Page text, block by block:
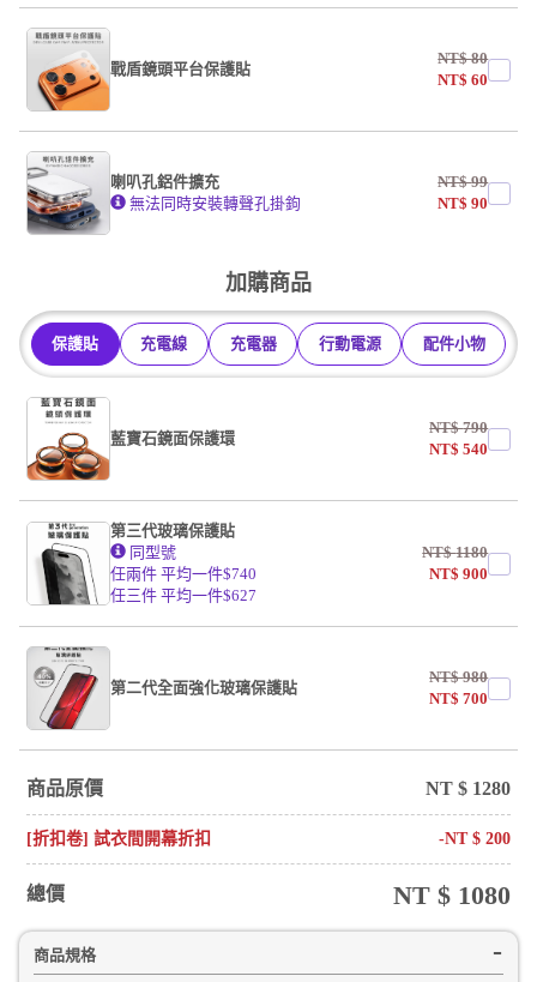
undefined / undefined
戰盾鏡頭平台保護貼
NT$80
NT$60
系列
喇叭孔鋁件擴充
無法同時安裝轉聲孔掛鉤
NT$99
NT$90
加購商品
保護貼 充電線 充電器 行動電源 配件小物
藍寶石鏡面保護環
NT$790
NT$540
第三代玻璃保護貼
同型號
任兩件 平均一件$740
任三件 平均一件$627
NT$1180
NT$900
第二代全面強化玻璃保護貼
NT$980
NT$700
商品原價 NT $ 1280
[折扣卷] 試衣間開幕折扣 -NT $200
總價 NT $ 1080
商品規格